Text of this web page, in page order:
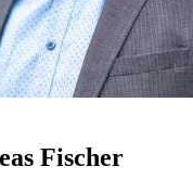
Fischer